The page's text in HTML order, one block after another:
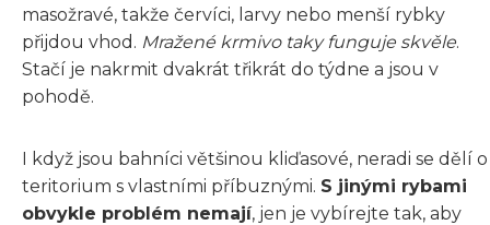
masožravé, takže červíci, larvy nebo menší rybky
přijdou vhod. Mražené krmivo taky funguje skvěle.
Stačí je nakrmit dvakrát třikrát do týdne a jsou v
pohodě.
I když jsou bahníci většinou kliďasové, neradi se dělí o
teritorium s vlastními příbuznými. S jinými rybami
obvykle problém nemají, jen je vybírejte tak, aby